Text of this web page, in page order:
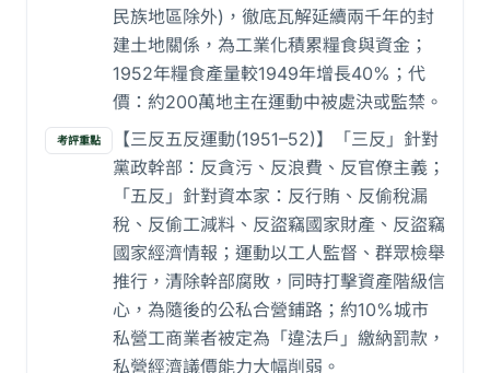
民族地區除外)，徹底瓦解延續兩千年的封
建土地關係，為工業化積累糧食與資金；
1952年糧食產量較1949年增長40%；代
價：約200萬地主在運動中被處決或監禁。
考評重點
【三反五反運動(1951–52)】「三反」針對
黨政幹部：反貪污、反浪費、反官僚主義；
「五反」針對資本家：反行賄、反偷稅漏
稅、反偷工減料、反盜竊國家財產、反盜竊
國家經濟情報；運動以工人監督、群眾檢舉
推行，清除幹部腐敗，同時打擊資產階級信
心，為隨後的公私合營鋪路；約10%城市
私營工商業者被定為「違法戶」繳納罰款，
私營經濟議價能力大幅削弱。